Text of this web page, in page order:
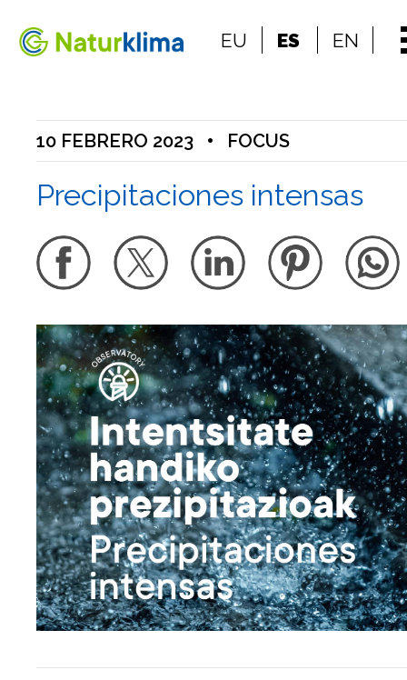
Ir a los contenidos
EU ES EN
10 FEBRERO 2023 • FOCUS
Precipitaciones intensas